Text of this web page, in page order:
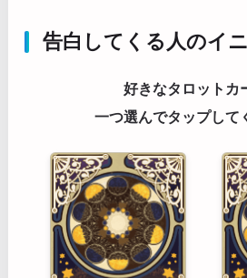
告白してくる人のイ
好きなタロットカ
一つ選んでタップして